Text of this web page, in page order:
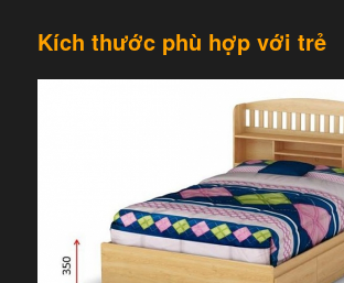
Kích thước phù hợp với trẻ